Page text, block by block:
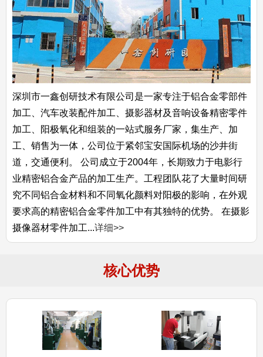
深圳市一鑫创研技术有限公司是一家专注于铝合金零部件
加工、汽车改装配件加工、摄影器材及音响设备精密零件
加工、阳极氧化和组装的一站式服务厂家，集生产、加
工、销售为一体，公司位于紧邻宝安国际机场的沙井街
道，交通便利。 公司成立于2004年，长期致力于电影行
业精密铝合金产品的加工生产。工程团队花了大量时间研
究不同铝合金材料和不同氧化颜料对阳极的影响，在外观
要求高的精密铝合金零件加工中有其独特的优势。 在摄影
摄像器材零件加工...详细>>
核心优势